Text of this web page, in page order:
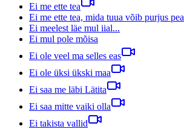
Ei me ette tea
Ei me ette tea, mida tuua võib purjus pea
Ei meelest läe mul iial...
Ei mul pole mõisa
Ei ole veel ma selles eas
Ei ole üksi ükski maa
Ei saa me läbi Lätita
Ei saa mitte vaiki olla
Ei takista vallid